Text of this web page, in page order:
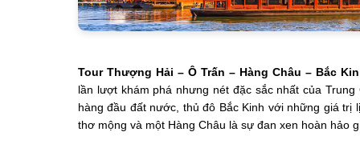
Tour Thượng Hải – Ô Trấn – Hàng Châu – Bắc
lần lượt khám phá nhưng nét đặc sắc nhất của
hàng đầu đất nước, thủ đô Bắc Kinh với những giá
thơ mộng và một Hàng Châu là sự đan xen hoàn hảo